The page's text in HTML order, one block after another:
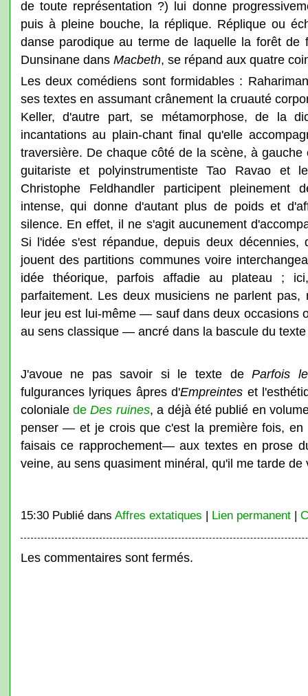
de toute représentation ?) lui donne
puis à pleine bouche, la réplique. Réplique ou
danse parodique au terme de laquelle la forêt de
Dunsinane dans Macbeth, se répand aux quatre
Les deux comédiens sont formidables :
ses textes en assumant crânement la cruauté
Keller, d'autre part, se métamorphose, de la
incantations au plain-chant final qu'elle
traversière. De chaque côté de la scène, à
guitariste et polyinstrumentiste Tao Ravao et
Christophe Feldhandler participent pleinement
intense, qui donne d'autant plus de poids et
silence. En effet, il ne s'agit aucunement
Si l'idée s'est répandue, depuis deux décennies,
jouent des partitions communes voire
idée théorique, parfois affadie au plateau ;
parfaitement. Les deux musiciens ne parlent
leur jeu est lui-même — sauf dans deux occasions
au sens classique — ancré dans la bascule du
J'avoue ne pas savoir si le texte deParfois
fulgurances lyriques âpres d'Empreintes et
coloniale deDes ruines, a déjà été publié en
penser — et je crois que c'est la première fois,
faisais ce rapprochement— aux textes en prose
veine, au sens quasiment minéral, qu'il me tarde de
15:30 Publié dans Affres extatiques | Lien permanent|
Les commentaires sont fermés.